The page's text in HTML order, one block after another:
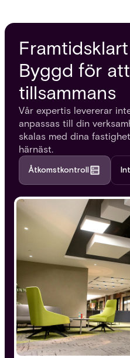
Byggd för
tillsammans
Vår expertis levererar
anpassas till din
skalas med dina
härnäst.
Åtkomstkontroll